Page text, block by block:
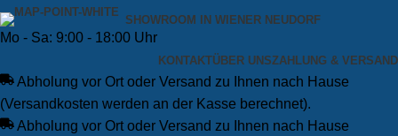
SHOWROOM IN WIENER NEUDORF
Mo - Sa: 9:00 - 18:00 Uhr
KONTAKTÜBER UNSZAHLUNG & VERSAND
Abholung vor Ort oder Versand zu Ihnen nach Hause
(Versandkosten werden an der Kasse berechnet).
Abholung vor Ort oder Versand zu Ihnen nach Hause